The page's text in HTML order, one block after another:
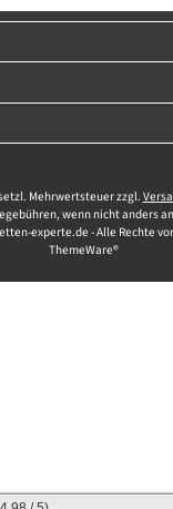
Mehrwertsteuer zzgl.
wenn nicht anders
experte.de - Alle Rechte
ThemeWare®